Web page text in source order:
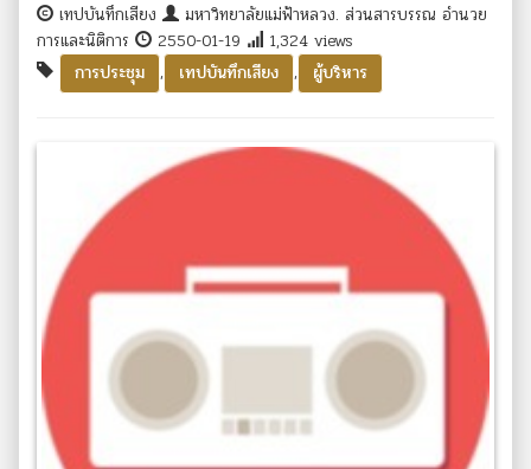
เทปบันทึกเสียง
มหาวิทยาลัยแม่ฟ้าหลวง. ส่วนสารบรรณ อำนวย
การและนิติการ
2550-01-19
1,324 views
การประชุม
, เทปบันทึกเสียง , ผู้บริหาร